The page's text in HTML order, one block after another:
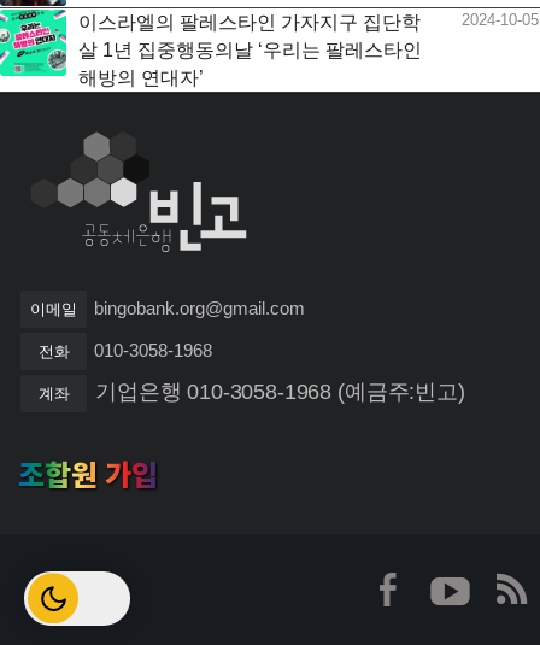
이스라엘의 팔레스타인 가자지구 집단학
살 1년 집중행동의날 ‘우리는 팔레스타인
해방의 연대자’
2024-10-05
이메일 bingobank.org@gmail.com
전화 010-3058-1968
계좌 기업은행 010-3058-1968 (예금주:빈고)
조합원 가입